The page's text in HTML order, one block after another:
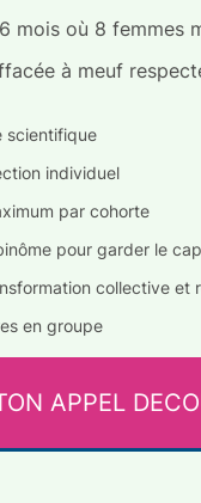
mois où 8 femmes
à meuf
scientifique
individuel
par cohorte
pour garder le cap
collective et
en groupe
APPEL